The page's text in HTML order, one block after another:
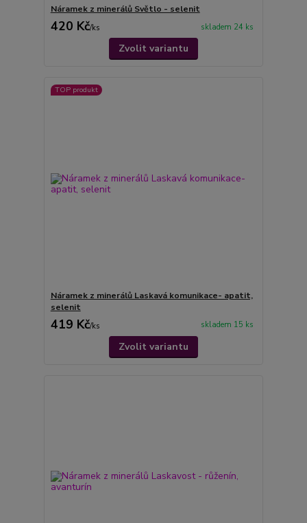
Náramek z minerálů Světlo - selenit
420 Kč/ks skladem 24 ks
Zvolit variantu
TOP produkt
Náramek z minerálů Laskavá komunikace- apatit,
selenit
419 Kč/ks skladem 15 ks
Zvolit variantu